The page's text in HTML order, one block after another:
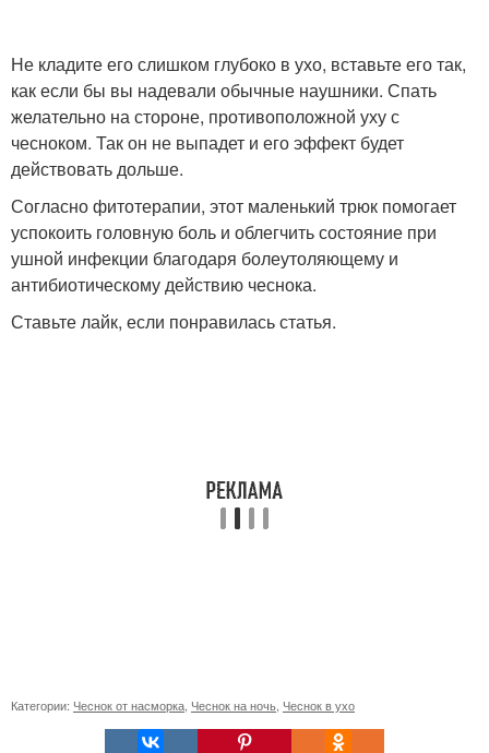
Не кладите его слишком глубоко в ухо, вставьте его так,
как если бы вы надевали обычные наушники. Спать
желательно на стороне, противоположной уху с
чесноком. Так он не выпадет и его эффект будет
действовать дольше.
Согласно фитотерапии, этот маленький трюк помогает
успокоить головную боль и облегчить состояние при
ушной инфекции благодаря болеутоляющему и
антибиотическому действию чеснока.
Ставьте лайк, если понравилась статья.
Категории: Чеснок от насморка Чеснок на ночь Чеснок в ухо